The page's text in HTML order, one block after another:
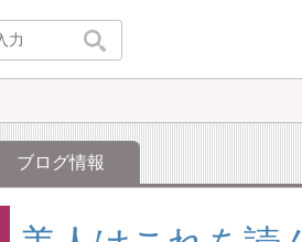
ブログ情報